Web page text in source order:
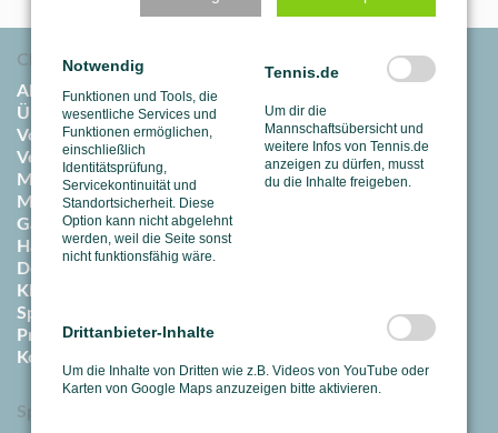
Club
Aktuelles
Über uns
Vorstand
Vereinssatzung & Ordnungen
Mitgliedschaft
Mitglied werden
Gäste
Hallenpreise / Abos
Downloadcenter
Klimaschutz
Sponsoring
Pressespiegel
Kontakt
Sport
Notwendig
Funktionen und Tools, die
wesentliche Services und
Funktionen ermöglichen,
einschließlich
Identitätsprüfung,
Servicekontinuität und
Standortsicherheit. Diese
Option kann nicht abgelehnt
werden, weil die Seite sonst
nicht funktionsfähig wäre.
Tennis.de
Um dir die
Mannschaftsübersicht und
weitere Infos von Tennis.de
anzeigen zu dürfen, musst
du die Inhalte freigeben.
Drittanbieter-Inhalte
Um die Inhalte von Dritten wie z.B. Videos von YouTube oder
Karten von Google Maps anzuzeigen bitte aktivieren.